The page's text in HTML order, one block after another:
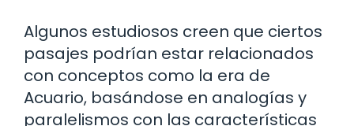
Algunos estudiosos creen que ciertos
pasajes podrían estar relacionados
con conceptos como la era de
Acuario, basándose en analogías y
paralelismos con las características